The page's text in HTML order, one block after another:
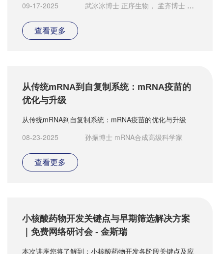
技术创新到产业落地的前沿洞察。
09-17-2025
武冰冰博士 正序生物， 孟齐博士 金
查看更多
从传统mRNA到自复制系统：mRNA疫苗的
优化与升级
从传统mRNA到自复制系统：mRNA疫苗的优化与升级
08-23-2025
孙振博士 mRNA合成高级科学家
查看更多
小核酸药物开发关键点与早期筛选解决方案
｜免费网络研讨会 - 金斯瑞
本次讲座您将了解到：小核酸药物开发各阶段关键点及应